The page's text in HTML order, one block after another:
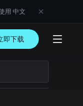
用 中文
即下载